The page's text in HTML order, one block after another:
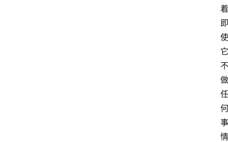
着
即
使
它
不
做
任
何
事
情